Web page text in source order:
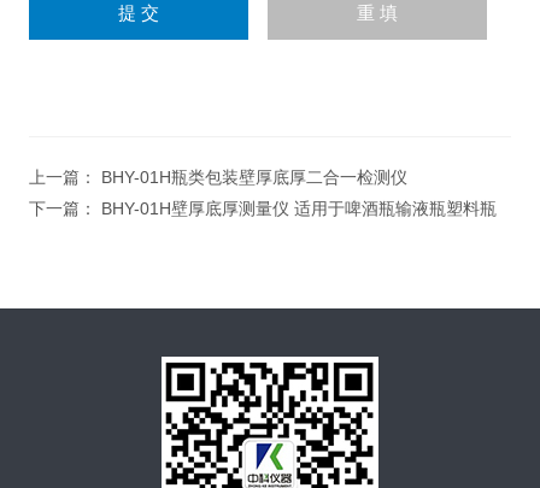
上一篇： BHY-01H瓶类包装壁厚底厚二合一检测仪
下一篇： BHY-01H壁厚底厚测量仪 适用于啤酒瓶输液瓶塑料瓶